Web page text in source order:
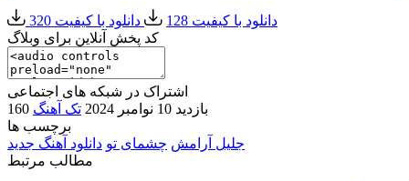
دانلود با کیفیت 128
دانلود با کیفیت 320
کد پخش آنلاین برای وبلاگ
اشتراک در شبکه های اجتماعی
160 بازدید 10 نوامبر 2024
تک آهنگ
برچسب ها
جلیل آرامش چشمای تو دانلود آهنگ جدید
مطالب مرتبط